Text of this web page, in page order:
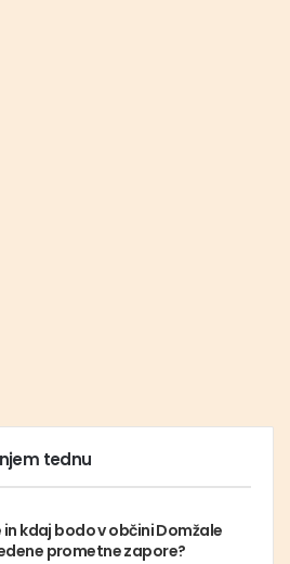
tednu
in kdaj bodo v občini Domžale
prometne zapore?